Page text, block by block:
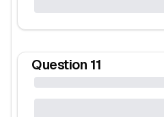
Question 11